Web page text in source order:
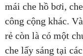
mái che hồ bơi,
công cộng khác.
rẻ còn là có một
che lấy sáng tại